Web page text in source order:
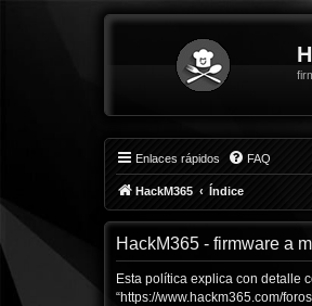
Enlaces rápidos FAQ
HackM365 Índice
HackM365 - firmware a
Esta política explica con detalle
“https://www.hackm365.com/